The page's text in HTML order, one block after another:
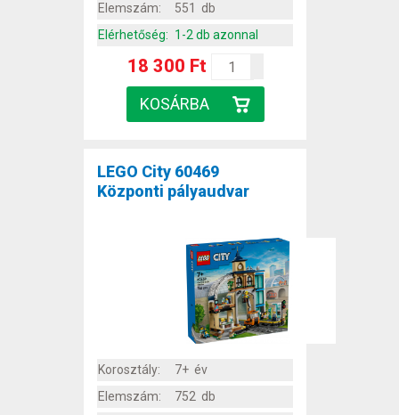
Elemszám:
551 db
Elérhetőség: 1-2 db azonnal
18 300 Ft
LEGO City 60469
Központi pályaudvar
Korosztály:
7+ év
Elemszám:
752 db